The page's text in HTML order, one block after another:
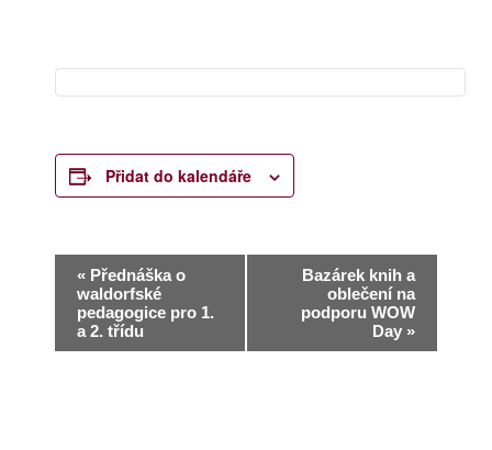
Přidat do kalendáře
v
« Přednáška o
waldorfské
pedagogice pro 1.
a 2. třídu
Bazárek knih a
oblečení na
podporu WOW
Day »